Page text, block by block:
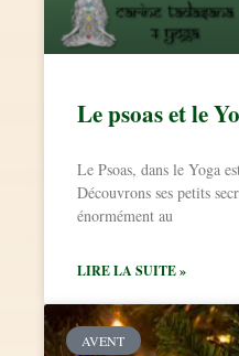
Le psoas et le
Le Psoas, dans le Yoga
Découvrons ses petits
énormément au
LIRE LA SUITE »
AVENT